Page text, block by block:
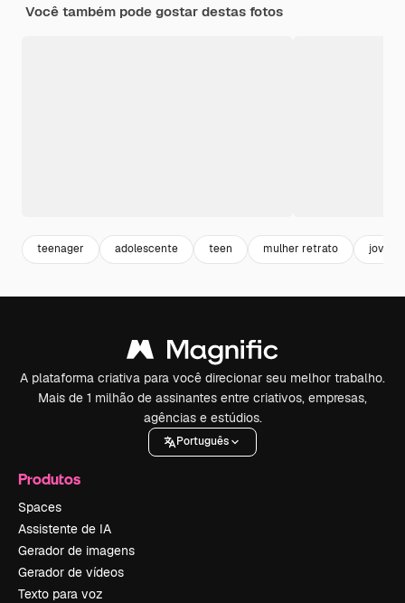
Você também pode gostar destas fotos
teenager adolescente teen mulher retrato jovem
A plataforma criativa para você direcionar seu melhor trabalho.
Mais de 1 milhão de assinantes entre criativos, empresas,
agências e estúdios.
Português
Produtos
Spaces
Assistente de IA
Gerador de imagens
Gerador de vídeos
Texto para voz